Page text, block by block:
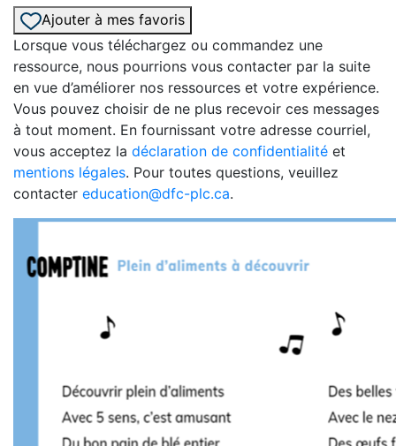
Ajouter à mes favoris
Lorsque vous téléchargez ou commandez une
ressource, nous pourrions vous contacter par la suite
en vue d’améliorer nos ressources et votre expérience.
Vous pouvez choisir de ne plus recevoir ces messages
à tout moment. En fournissant votre adresse courriel,
vous acceptez la déclaration de confidentialité et
mentions légales. Pour toutes questions, veuillez
contacter education@dfc-plc.ca.